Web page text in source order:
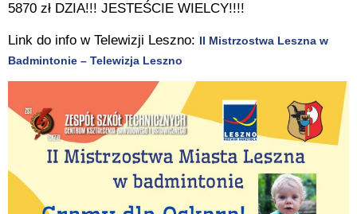
5870 zł DZIA!!! JESTEŚCIE WIELCY!!!!
Link do info w Telewizji Leszno: II Mistrzostwa Leszna w
Badmintonie – Telewizja Leszno